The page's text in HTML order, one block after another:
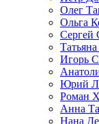
Олег
Ольга
Сергей
Игорь
Юрий
Роман
Анна
Нана